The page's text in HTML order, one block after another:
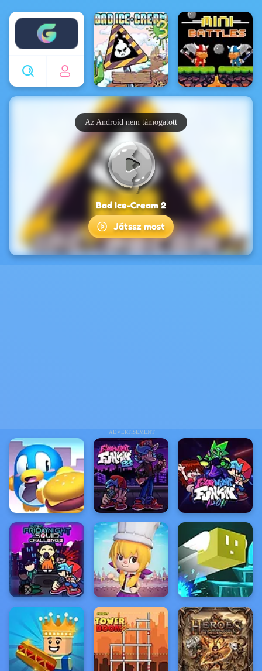
Enjoy4fun
ADVERTISEMENT
Az Android nem támogatott
Bad Ice-Cream 2
Játssz most